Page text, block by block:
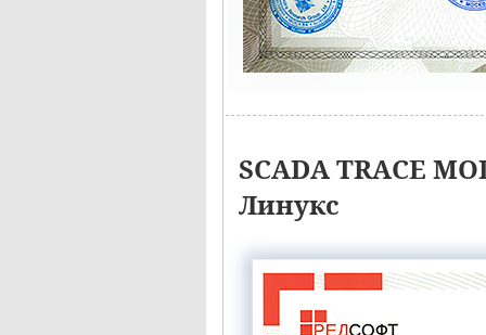
SCADA TRACE
Линукс